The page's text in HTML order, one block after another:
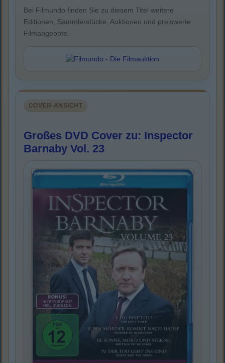
Bei Filmundo finden Sie zu diesem Titel weitere
Editionen, Sammlerstücke, Auktionen und preiswerte
Filmangebote.
COVER-ANSICHT
Großes DVD Cover zu: Inspector
Barnaby Vol. 23